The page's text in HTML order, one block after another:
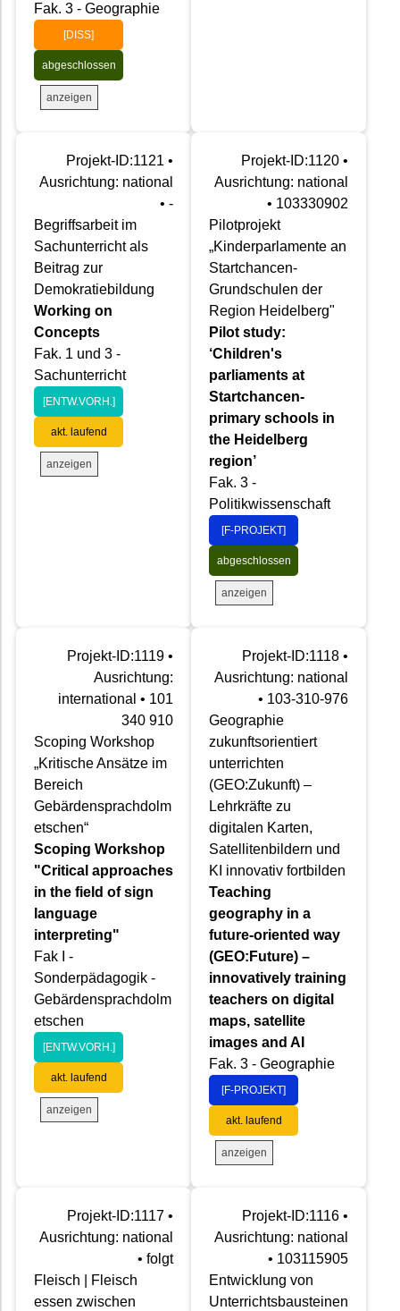
Fak. 3 - Geographie
[DISS]
abgeschlossen
anzeigen
Projekt-ID:1121 •
Ausrichtung: national
• -
Begriffsarbeit im
Sachunterricht als
Beitrag zur
Demokratiebildung
Working on
Concepts
Fak. 1 und 3 -
Sachunterricht
[ENTW.VORH.]
akt. laufend
anzeigen
Projekt-ID:1120 •
Ausrichtung: national
• 103330902
Pilotprojekt
„Kinderparlamente an
Startchancen-
Grundschulen der
Region Heidelberg"
Pilot study:
‘Children's
parliaments at
Startchancen-
primary schools in
the Heidelberg
region’
Fak. 3 -
Politikwissenschaft
[F-PROJEKT]
abgeschlossen
anzeigen
Projekt-ID:1119 •
Ausrichtung:
international • 101
340 910
Scoping Workshop
„Kritische Ansätze im
Bereich
Gebärdensprachdolm
etschen“
Scoping Workshop
"Critical approaches
in the field of sign
language
interpreting"
Fak I -
Sonderpädagogik -
Gebärdensprachdolm
etschen
[ENTW.VORH.]
akt. laufend
anzeigen
Projekt-ID:1118 •
Ausrichtung: national
• 103-310-976
Geographie
zukunftsorientiert
unterrichten
(GEO:Zukunft) –
Lehrkräfte zu
digitalen Karten,
Satellitenbildern und
KI innovativ fortbilden
Teaching
geography in a
future-oriented way
(GEO:Future) –
innovatively training
teachers on digital
maps, satellite
images and AI
Fak. 3 - Geographie
[F-PROJEKT]
akt. laufend
anzeigen
Projekt-ID:1117 •
Ausrichtung: national
• folgt
Fleisch | Fleisch
essen zwischen
Projekt-ID:1116 •
Ausrichtung: national
• 103115905
Entwicklung von
Unterrichtsbausteinen